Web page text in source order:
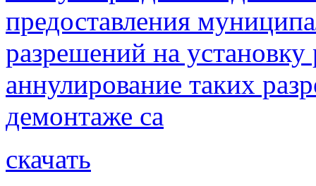
предоставления
разрешений на
аннулирование таких
демонтаже са
скачать